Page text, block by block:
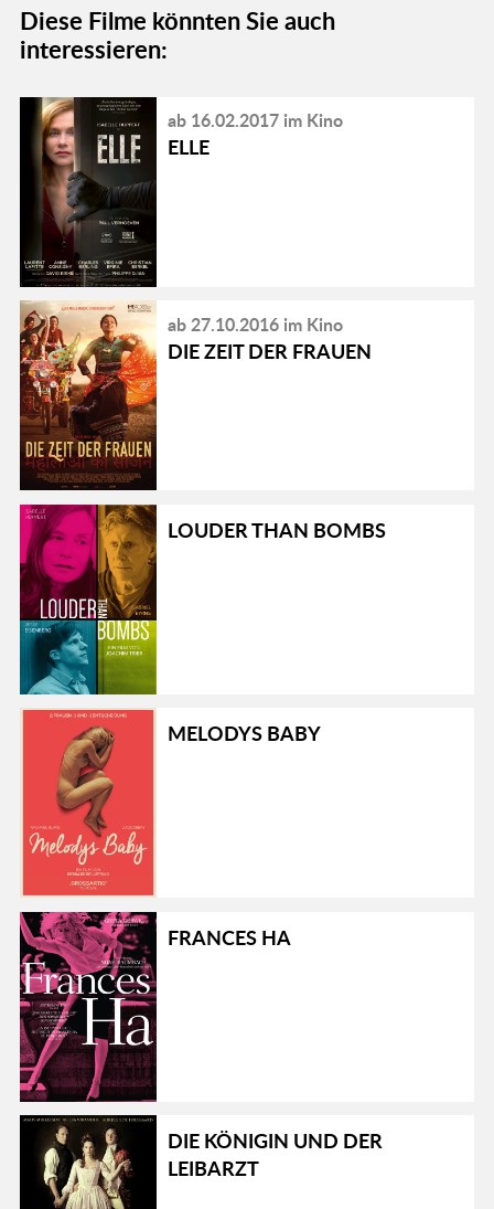
Diese Filme könnten Sie auch
interessieren:
ab 16.02.2017 im Kino
ELLE
ab 27.10.2016 im Kino
DIE ZEIT DER FRAUEN
LOUDER THAN BOMBS
MELODYS BABY
FRANCES HA
DIE KÖNIGIN UND DER
LEIBARZT